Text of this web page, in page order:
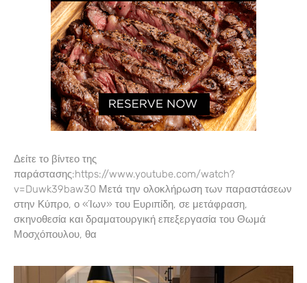
Δείτε το βίντεο της
παράστασης:https://www.youtube.com/watch?
v=Duwk39baw30 Μετά την ολοκλήρωση των παραστάσεων
στην Κύπρο, ο «Ίων» του Ευριπίδη, σε μετάφραση,
σκηνοθεσία και δραματουργική επεξεργασία του Θωμά
Μοσχόπουλου, θα